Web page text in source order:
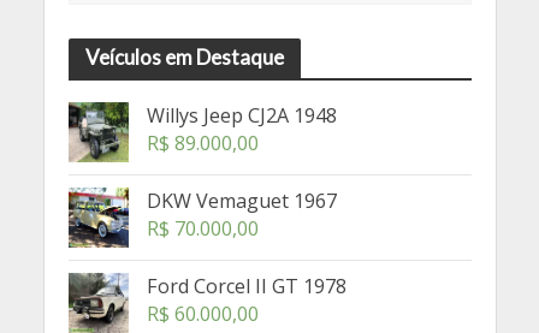
Veículos em Destaque
Willys Jeep CJ2A 1948
R$ 89.000,00
DKW Vemaguet 1967
R$ 70.000,00
Ford Corcel II GT 1978
R$ 60.000,00